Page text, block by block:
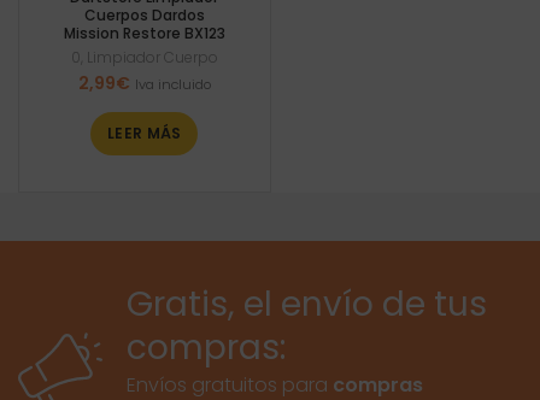
Cuerpos Dardos
Mission Restore BX123
0 Limpiador Cuerpo
2,99€ Iva incluido
LEER MÁS
Gratis, el envío de tus
compras:
Envíos gratuitos para compras